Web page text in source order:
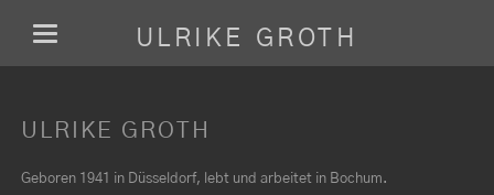
ULRIKE GROTH
ULRIKE GROTH
Geboren 1941 in Düsseldorf, lebt und arbeitet in Bochum.